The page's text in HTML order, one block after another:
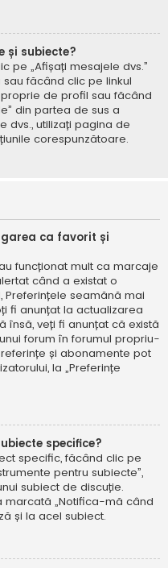
și subiecte?
pe „Afișați mesajele dvs.”
făcând clic pe linkul
de profil sau făcând
din partea de sus a
dvs., utilizați pagina de
corespunzătoare.
ca favorit și
funcționat mult ca marcaje
când a existat o
Preferințele seamănă mai
fi anunțat la actualizarea
însă, veți fi anunțat că există
forum în forumul propriu-
și abonamente pot
la „Preferințe
specifice?
specific, făcând clic pe
pentru subiecte”,
subiect de discuție.
marcată „Notifica-mă când
și la acel subiect.